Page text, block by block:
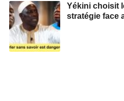
Yékini choisit
stratégie face